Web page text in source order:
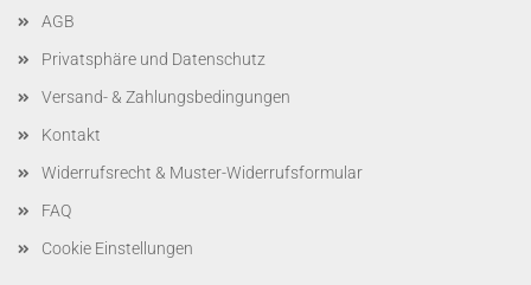
AGB
Privatsphäre und Datenschutz
Versand- & Zahlungsbedingungen
Kontakt
Widerrufsrecht & Muster-Widerrufsformular
FAQ
Cookie Einstellungen